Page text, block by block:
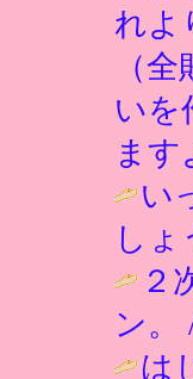
れよ
（
いを
ます
い
しょ
２
ン。
は